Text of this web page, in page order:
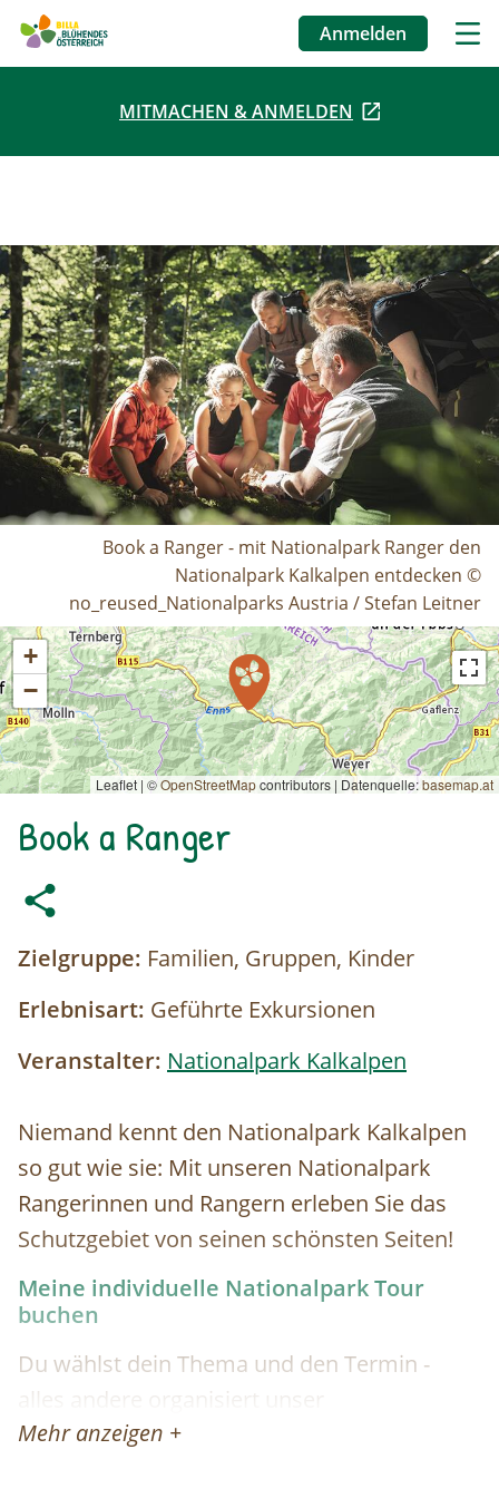
Direkt
Benutzermenü
Anmelden
MITMACHEN & ANMELDEN
Book a Ranger - mit Nationalpark Ranger den
Nationalpark Kalkalpen entdecken ©
no_reused_Nationalparks Austria / Stefan Leitner
+
−
Leaflet | ©OpenStreetMapcontributors | Datenquelle:basemap.at
Book a Ranger
Zielgruppe: Familien, Gruppen, Kinder
Erlebnisart: Geführte Exkursionen
Veranstalter: Nationalpark Kalkalpen
Niemand kennt den Nationalpark Kalkalpen
so gut wie sie: Mit unseren Nationalpark
Rangerinnen und Rangern erleben Sie das
Schutzgebiet von seinen schönsten Seiten!
Meine individuelle Nationalpark Tour
buchen
Du wählst dein Thema und den Termin -
alles andere organisiert unser
Besucherservice für dich!
Mehr anzeigen +